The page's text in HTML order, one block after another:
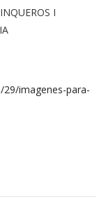
I
imagenes-para-